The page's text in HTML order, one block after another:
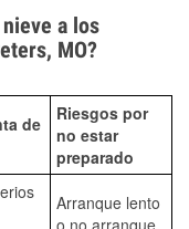
a los
MO?
de
Riesgos por
no estar
preparado
Arranque lento